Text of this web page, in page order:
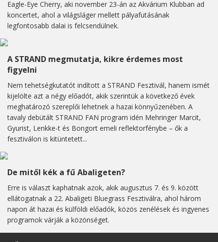
Eagle-Eye Cherry, aki november 23-án az Akvárium Klubban ad
koncertet, ahol a világsláger mellett pályafutásának
legfontosabb dalai is felcsendülnek.
A STRAND megmutatja, kikre érdemes most
figyelni
Nem tehetségkutatót indított a STRAND Fesztivál, hanem ismét
kijelölte azt a négy előadót, akik szerintük a következő évek
meghatározó szereplői lehetnek a hazai könnyűzenében. A
tavaly debütált STRAND FAN program idén Mehringer Marcit,
Gyurist, Lenkke-t és Bongort emeli reflektorfénybe – ők a
fesztiválon is kitüntetett...
De mitől kék a fű Abaligeten?
Erre is választ kaphatnak azok, akik augusztus 7. és 9. között
ellátogatnak a 22. Abaligeti Bluegrass Fesztiválra, ahol három
napon át hazai és külföldi előadók, közös zenélések és ingyenes
programok várják a közönséget.